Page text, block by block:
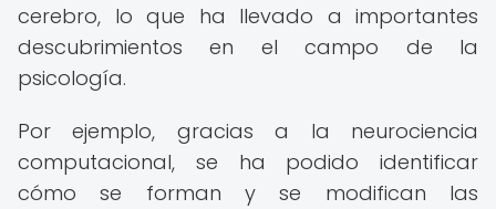
cerebro, lo que ha llevado a importantes
descubrimientos en el campo de la
psicología.
Por ejemplo, gracias a la neurociencia
computacional, se ha podido identificar
cómo se forman y se modifican las